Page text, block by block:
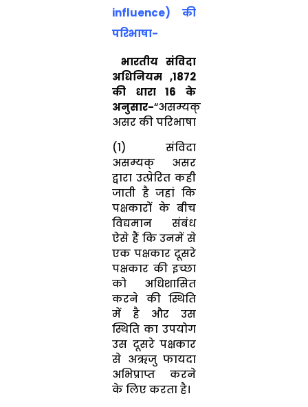
influence) की
परिभाषा-
भारतीय संविदा
अधिनियम ,1872
की धारा 16 के
अनुसार-“असम्यक्
असर की परिभाषा
(1) संविदा
असम्यक् असर
द्वारा उत्प्रेरित कही
जाती है जहां कि
पक्षकारों के बीच
विद्यमान संबंध
ऐसे हैं कि उनमें से
एक पक्षकार दूसरे
पक्षकार की इच्छा
को अधिशासित
करने की स्थिति
में है और उस
स्थिति का उपयोग
उस दूसरे पक्षकार
से अऋजु फायदा
अभिप्राप्त करने
के लिए करता है।